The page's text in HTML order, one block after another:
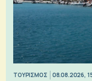
ΤΟΥΡΙΣΜΟΣ 08.08.2026,